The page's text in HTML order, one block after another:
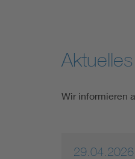
Aktuelles
Wir informieren
29.04.2026